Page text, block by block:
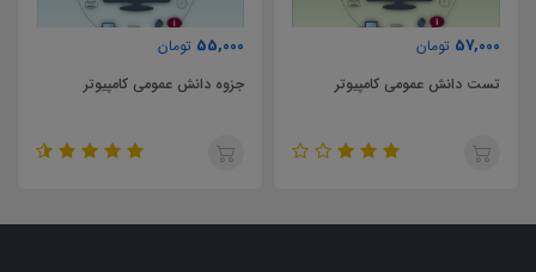
55,000
جزوه دانش عمومی کامپیوتر
57,000
تست طراحی معماری